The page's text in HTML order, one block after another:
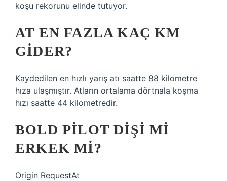
koşu rekorunu elinde tutuyor.
AT EN FAZLA KAÇ KM
GIDER?
Kaydedilen en hızlı yarış atı saatte 88 kilometre
hıza ulaşmıştır. Atların ortalama dörtnala koşma
hızı saatte 44 kilometredir.
BOLD PILOT DIŞI MI
ERKEK MI?
Origin RequestAt